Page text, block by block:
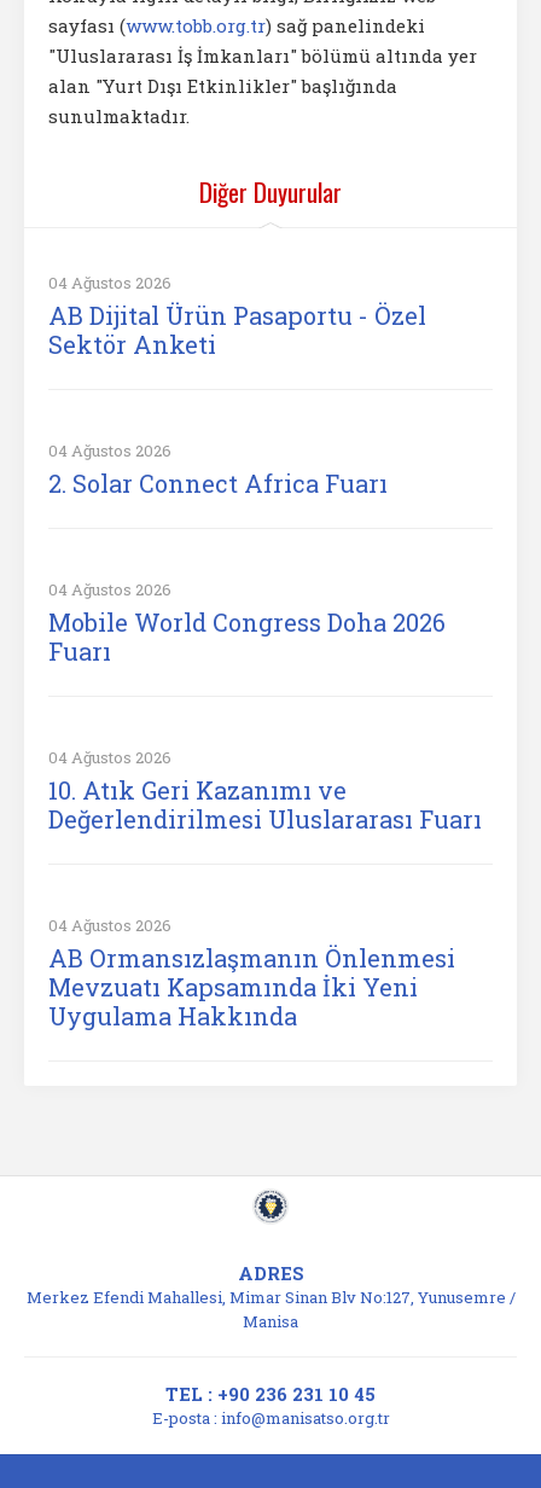
sayfası (www.tobb.org.tr) sağ panelindeki
"Uluslararası İş İmkanları" bölümü altında yer
alan "Yurt Dışı Etkinlikler" başlığında
sunulmaktadır.
Diğer Duyurular
04 Ağustos 2026
AB Dijital Ürün Pasaportu - Özel
Sektör Anketi
04 Ağustos 2026
2. Solar Connect Africa Fuarı
04 Ağustos 2026
Mobile World Congress Doha 2026
Fuarı
04 Ağustos 2026
10. Atık Geri Kazanımı ve
Değerlendirilmesi Uluslararası Fuarı
04 Ağustos 2026
AB Ormansızlaşmanın Önlenmesi
Mevzuatı Kapsamında İki Yeni
Uygulama Hakkında
ADRES
Merkez Efendi Mahallesi, Mimar Sinan Blv No:127, Yunusemre /
Manisa
TEL : +90 236 231 10 45
E-posta : info@manisatso.org.tr